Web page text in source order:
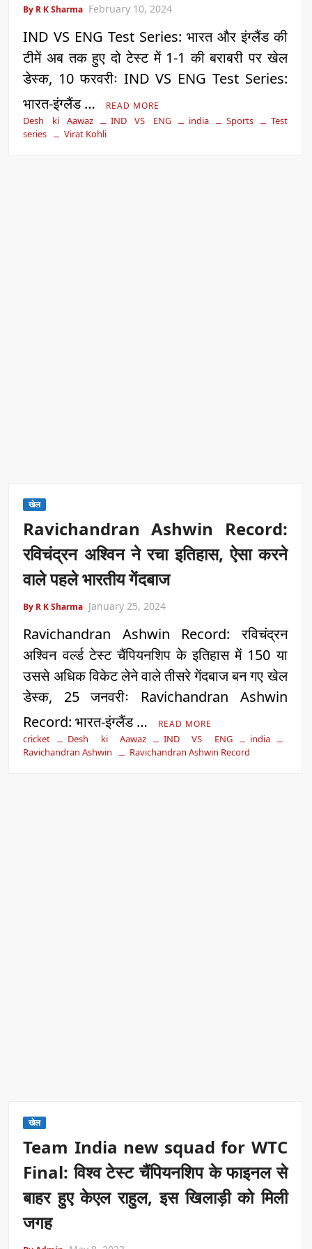
By R K Sharma February 10, 2024
IND VS ENG Test Series: भारत और इंग्लैंड की
टीमें अब तक हुए दो टेस्ट में 1-1 की बराबरी पर खेल
डेस्क, 10 फरवरीः IND VS ENG Test Series:
भारत-इंग्लैंड …
READ MORE
Desh ki Aawaz IND VS ENG india Sports
Test
series
Virat Kohli
खेल
Ravichandran Ashwin Record:
रविचंद्रन अश्विन ने रचा इतिहास, ऐसा करने
वाले पहले भारतीय गेंदबाज
By R K Sharma January 25, 2024
Ravichandran Ashwin Record: रविचंद्रन
अश्विन वर्ल्ड टेस्ट चैंपियनशिप के इतिहास में 150 या
उससे अधिक विकेट लेने वाले तीसरे गेंदबाज बन गए खेल
डेस्क, 25 जनवरीः Ravichandran Ashwin
Record: भारत-इंग्लैंड …
READ MORE
cricket Desh ki Aawaz IND VS ENG
india
Ravichandran Ashwin
Ravichandran Ashwin Record
खेल
Team India new squad for WTC
Final: विश्व टेस्ट चैंपियनशिप के फाइनल से
बाहर हुए केएल राहुल, इस खिलाड़ी को मिली
जगह